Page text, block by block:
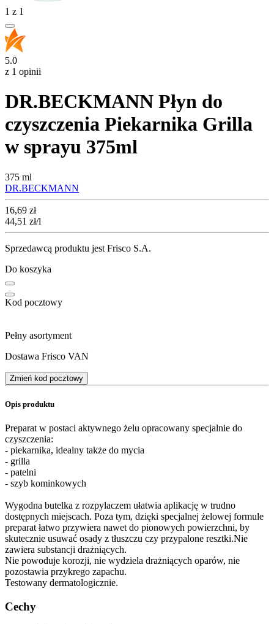
1 z 1
5.0
z 1 opinii
DR.BECKMANN Płyn do
czyszczenia Piekarnika Grilla
w sprayu 375ml
375 ml
DR.BECKMANN
Cena
16,69 zł
44,51 zł/l
Sprzedawcą produktu jest Frisco S.A.
Do koszyka
Kod pocztowy
Pełny asortyment
Dostawa Frisco VAN
Zmień kod pocztowy
Opis produktu
Preparat w postaci aktywnego żelu opracowany specjalnie do
czyszczenia:
- piekarnika, idealny także do mycia
- grilla
- patelni
- szyb kominkowych
Wygodna butelka z rozpylaczem ułatwia aplikację w trudno
dostępnych miejscach. Poza tym, dzięki specjalnej żelowej formule
preparat łatwo przywiera nawet do pionowych powierzchni, by
skutecznie usuwać osady z tłuszczu czy przypalone resztki.Nie
zawiera substancji drażniących.
Nie powoduje korozji, nie wydziela drażniących oparów, nie
pozostawia przykrego zapachu.
Testowany dermatologicznie.
Cechy